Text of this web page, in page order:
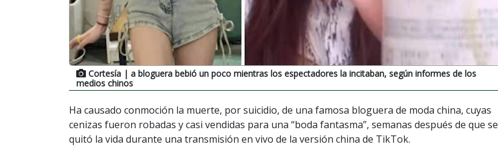
Cortesía | a bloguera bebió un poco mientras los espectadores la incitaban, según informes de los
medios chinos
Ha causado conmoción la muerte, por suicidio, de una famosa bloguera de moda china, cuyas
cenizas fueron robadas y casi vendidas para una “boda fantasma”, semanas después de que se
quitó la vida durante una transmisión en vivo de la versión china de TikTok.